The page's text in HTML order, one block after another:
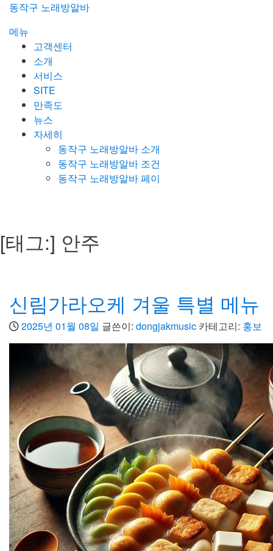
동작구 노래방알바
메뉴
고객센터
소개
서비스
SITE
만족도
뉴스
자세히
동작구 노래방알바 소개
동작구 노래방알바 조건
동작구 노래방알바 페이
[태그:] 안주
신림가라오케 겨울 특별 메뉴
2025년 01월 08일 글쓴이: dongjakmusic 카테고리: 홍보